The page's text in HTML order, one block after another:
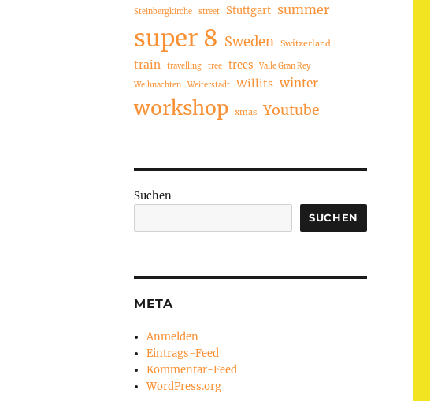
Steinbergkirche street Stuttgart summer
super 8 Sweden Switzerland
train travelling tree trees
Valle Gran Rey
Weihnachten
Weiterstadt Willits winter
workshop xmas Youtube
Suchen
SUCHEN
META
Anmelden
Eintrags-Feed
Kommentar-Feed
WordPress.org